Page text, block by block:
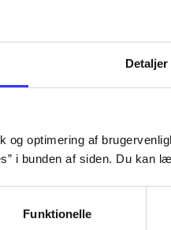
Detaljer
og optimering af
i bunden af siden. Du kan
Funktionelle